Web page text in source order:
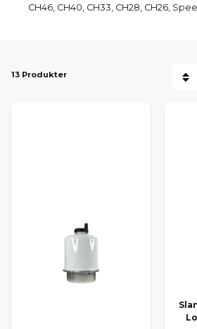
CH46, CH40, CH33, CH28, CH26,
13 Produkter